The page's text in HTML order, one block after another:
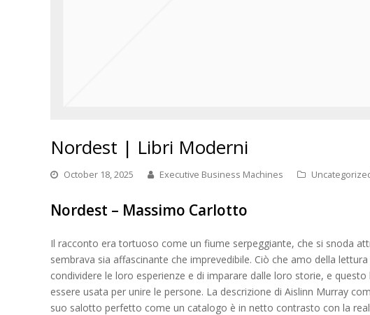
Nordest | Libri Moderni
October 18, 2025 Executive Business Machines
Nordest – Massimo Carlotto
Il racconto era tortuoso come un fiume serpeggiante, che si snoda
sembrava sia affascinante che imprevedibile. Ciò che amo della
condividere le loro esperienze e di imparare dalle loro storie, e
essere usata per unire le persone. La descrizione di Aislinn Murray
suo salotto perfetto come un catalogo è in netto contrasto con la